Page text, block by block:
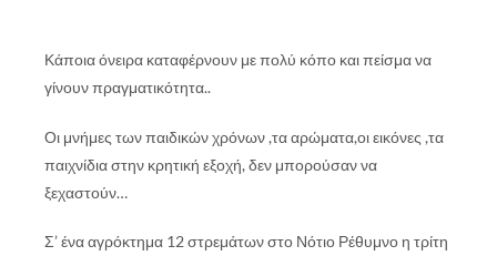
Κάποια όνειρα καταφέρνουν με πολύ κόπο και πείσμα να
γίνουνπραγματικότητα..
Οι μνήμες των παιδικών χρόνων ,τα αρώματα,οι εικόνες ,τα
παιχνίδια στην κρητική εξοχή,δεν μπορούσαν να
ξεχαστούν…
Σ’ ένα αγρόκτημα 12 στρεμάτων στο Νότιο Ρέθυμνο η τρίτη